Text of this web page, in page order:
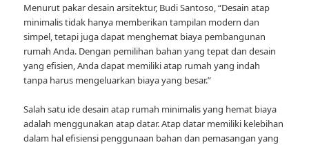
Menurut pakar desain arsitektur, Budi Santoso, “Desain atap
minimalis tidak hanya memberikan tampilan modern dan
simpel, tetapi juga dapat menghemat biaya pembangunan
rumah Anda. Dengan pemilihan bahan yang tepat dan desain
yang efisien, Anda dapat memiliki atap rumah yang indah
tanpa harus mengeluarkan biaya yang besar.”
Salah satu ide desain atap rumah minimalis yang hemat biaya
adalah menggunakan atap datar. Atap datar memiliki kelebihan
dalam hal efisiensi penggunaan bahan dan pemasangan yang